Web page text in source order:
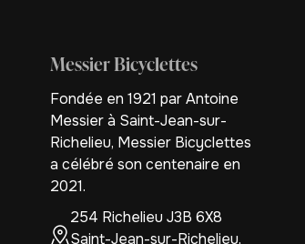
Messier Bicyclettes
Fondée en 1921 par Antoine
Messier à Saint-Jean-sur-
Richelieu, Messier Bicyclettes
a célébré son centenaire en
2021.
254 Richelieu J3B 6X8
Saint-Jean-sur-Richelieu,